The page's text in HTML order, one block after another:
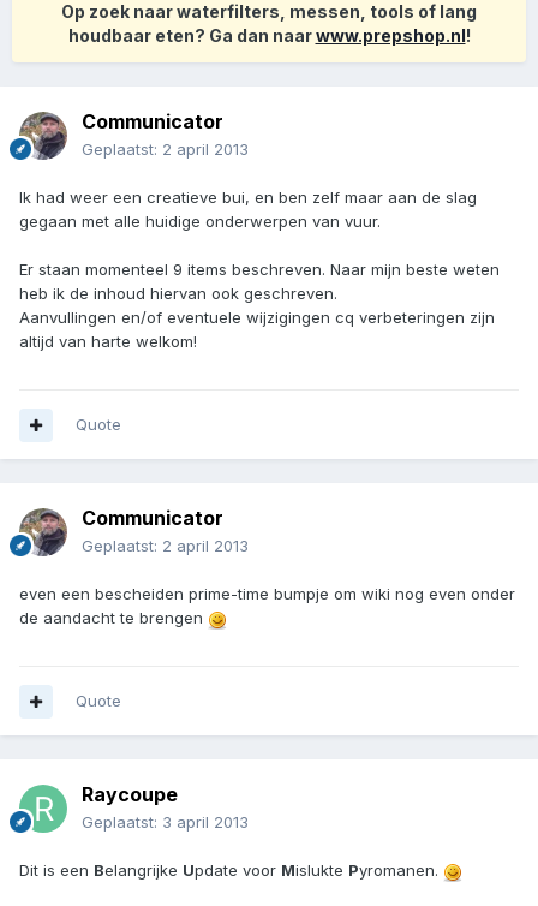
Op zoek naar waterfilters, messen, tools of lang
houdbaar eten? Ga dan naarwww.prepshop.nl!
Communicator
Geplaatst: 2 april 2013
Ik had weer een creatieve bui, en ben zelf maar aan de slag
gegaan met alle huidige onderwerpen van vuur.
Er staan momenteel 9 items beschreven. Naar mijn beste weten
heb ik de inhoud hiervan ook geschreven.
Aanvullingen en/of eventuele wijzigingen cq verbeteringen zijn
altijd van harte welkom!
Quote
Communicator
Geplaatst: 2 april 2013
even een bescheiden prime-time bumpje om wiki nog even onder
de aandacht te brengen
Quote
Raycoupe
Geplaatst: 3 april 2013
Dit is een Belangrijke Update voor Mislukte Pyromanen.